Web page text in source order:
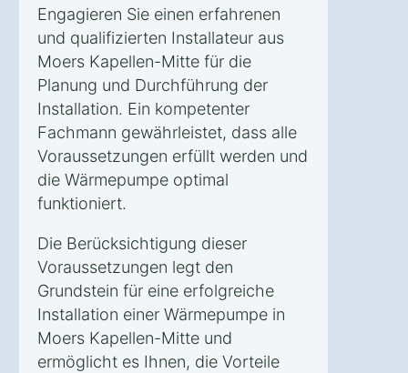
Engagieren Sie einen erfahrenen
und qualifizierten Installateur aus
Moers Kapellen-Mitte für die
Planung und Durchführung der
Installation. Ein kompetenter
Fachmann gewährleistet, dass alle
Voraussetzungen erfüllt werden und
die Wärmepumpe optimal
funktioniert.
Die Berücksichtigung dieser
Voraussetzungen legt den
Grundstein für eine erfolgreiche
Installation einer Wärmepumpe in
Moers Kapellen-Mitte und
ermöglicht es Ihnen, die Vorteile